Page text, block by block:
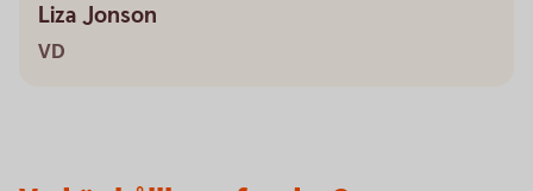
Liza Jonson
VD